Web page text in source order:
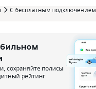
С бесплатным подключением
сохраняйте полисы
рейтинг